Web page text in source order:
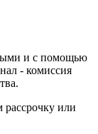
и с помощью
- комиссия
или